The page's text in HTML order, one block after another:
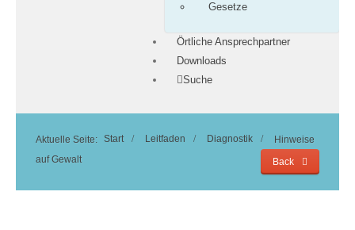
Gesetze
Örtliche Ansprechpartner
Downloads
Suche
Aktuelle Seite: Start Leitfaden Diagnostik
Hinweise
auf Gewalt
Back